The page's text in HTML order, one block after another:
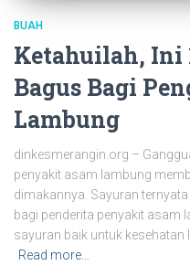
BUAH
Ketahuilah, Ini
Bagus Bagi
Lambung
dinkesmerangin.org –
penyakit asam lambung
dimakannya. Sayuran
bagi penderita penyakit asam
sayuran baik untuk
Read more…